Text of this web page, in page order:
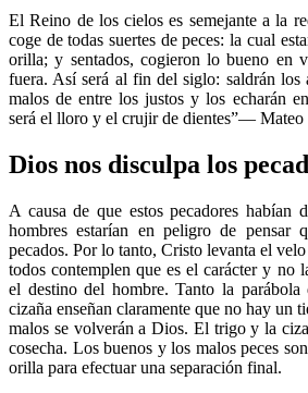
El Reino de los cielos es semejante a la
coge de todas suertes de peces: la cual
orilla; y sentados, cogieron lo bueno en
fuera. Así será al fin del siglo: saldrán los
malos de entre los justos y los echarán
será el lloro y el crujir de dientes”— Mateo
Dios nos disculpa los
A causa de que estos pecadores habían
hombres estarían en peligro de pensar
pecados. Por lo tanto, Cristo levanta el
todos contemplen que es el carácter y no
el destino del hombre. Tanto la
cizaña enseñan claramente que no hay un
malos se volverán a Dios. El trigo y la
cosecha. Los buenos y los malos peces
orilla para efectuar una separación final.